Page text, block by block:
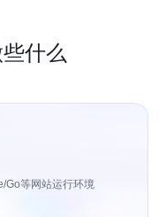
什么
Go等网站运行环境